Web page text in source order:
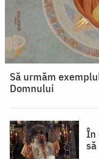
Să urmăm
Domnului
În